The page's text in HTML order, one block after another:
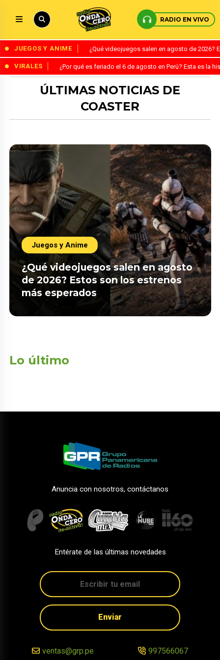
RADIO EN VIVO
JUEGOS Y ANIME ¿Qué videojuegos salen en agosto de
VIRALES ¿Por qué es feriado el 6 de agosto en Perú? Esta es la
ÚLTIMAS NOTICIAS DE
COASTER
Juegos y Anime
¿Qué videojuegos salen en agosto
de 2026? Estos son los estrenos
más esperados
Lo último
Anuncia con nosotros, contáctanos
Entérate de las últimas novedades
Enviar
ventas@grp.pe 997566067